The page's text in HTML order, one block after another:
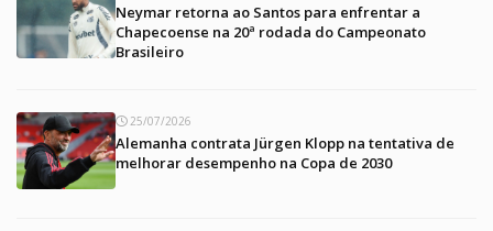
Neymar retorna ao Santos para enfrentar a
Chapecoense na 20ª rodada do Campeonato
Brasileiro
25/07/2026
Alemanha contrata Jürgen Klopp na tentativa de
melhorar desempenho na Copa de 2030